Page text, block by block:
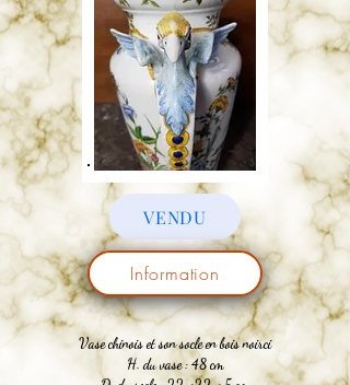
VENDU
Information
Vase chinois et son socle en bois noirci
H. du vase : 48 cm